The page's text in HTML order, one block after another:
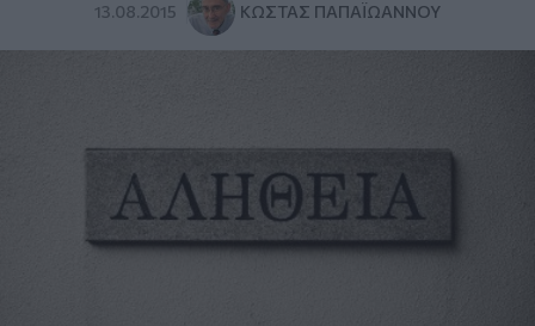
13.08.2015 ΚΏΣΤΑΣ ΠΑΠΑΪΩΆΝΝΟΥ